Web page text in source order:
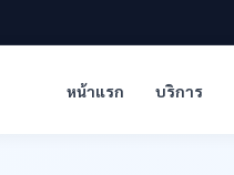
หน้าแรก บริการ